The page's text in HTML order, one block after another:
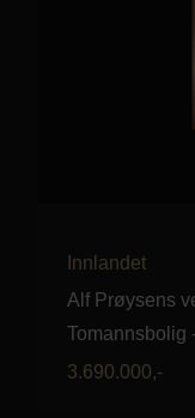
Innlandet
Alf Prøysens
Tomannsbolig
3.690.000,-